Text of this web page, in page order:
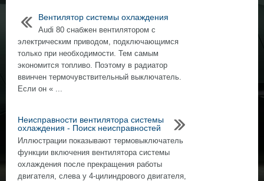
Вентилятор системы охлаждения
Audi 80 снабжен вентилятором с
электрическим приводом, подключающимся
только при необходимости. Тем самым
экономится топливо. Поэтому в радиатор
ввинчен термочувствительный выключатель.
Если он « ...
Неисправности вентилятора системы
охлаждения - Поиск неисправностей
Иллюстрации показывают термовыключатель
функции включения вентилятора системы
охлаждения после прекращения работы
двигателя, слева у 4-цилиндрового двигателя,